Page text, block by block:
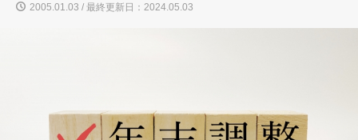
2005.01.03 / 最終更新日：2024.05.03